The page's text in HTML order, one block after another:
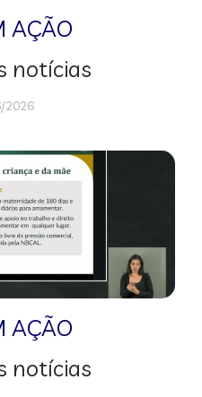
AÇÃO
notícias
2026
AÇÃO
notícias